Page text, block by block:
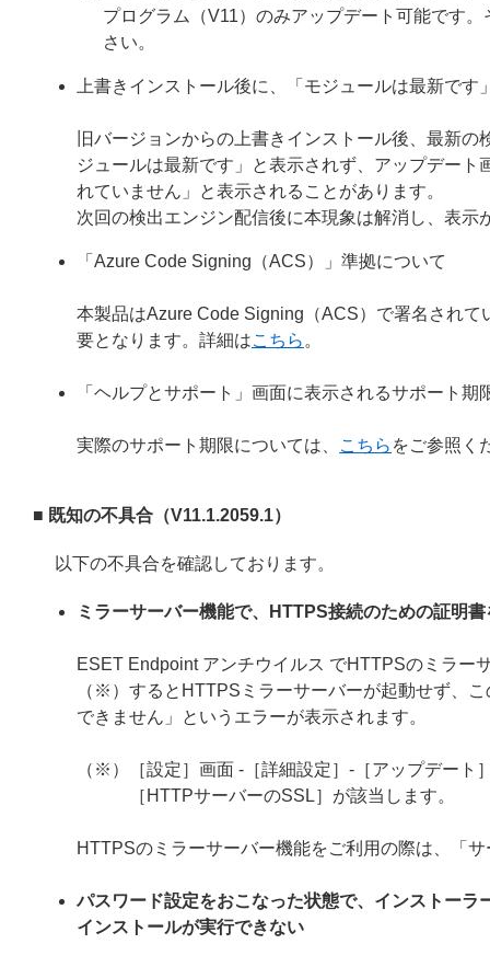
プログラム（V11）のみアップデート可能です
さい。
上書きインストール後に、「モジュールは最新です
旧バージョンからの上書きインストール後、最新
ジュールは最新です」と表示されず、アップデー
れていません」と表示されることがあります。
次回の検出エンジン配信後に本現象は解消し、表示
「Azure Code Signing（ACS）」準拠について
本製品はAzure Code Signing（ACS）で署名され
要となります。詳細はこちら 。
「ヘルプとサポート」画面に表示されるサポート
実際のサポート期限については、 こちら をご参照く
■ 既知の不具合（V11.1.2059.1）
以下の不具合を確認しております。
ミラーサーバー機能で、HTTPS接続のための証明
ESET Endpoint アンチウイルス でHTTPSのミラー
（※）するとHTTPSミラーサーバーが起動せず、
できません」というエラーが表示されます。
（※）［設定］画面 -［詳細設定］-［アップデー
［HTTPサーバーのSSL］が該当します。
HTTPSのミラーサーバー機能をご利用の際は、「
パスワード設定をおこなった状態で、インストー
インストールが実行できない